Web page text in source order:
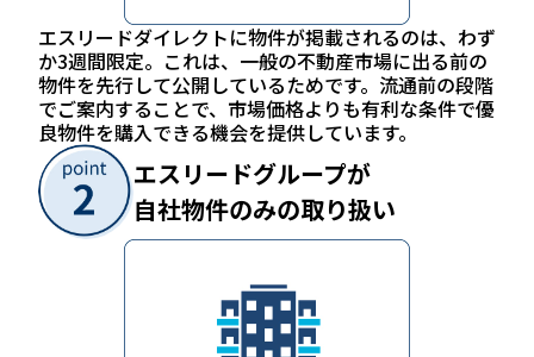
エスリードダイレクトに物件が掲載されるのは、わず
か3週間限定。これは、一般の不動産市場に出る前の
物件を先行して公開しているためです。流通前の段階
でご案内することで、市場価格よりも有利な条件で優
良物件を購入できる機会を提供しています。
エスリードグループが
自社物件のみの取り扱い